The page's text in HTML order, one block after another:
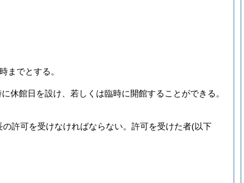
までとする。
休館日を設け、若しくは臨時に開館することができる。
許可を受けなければならない。 許可を受けた者(以下